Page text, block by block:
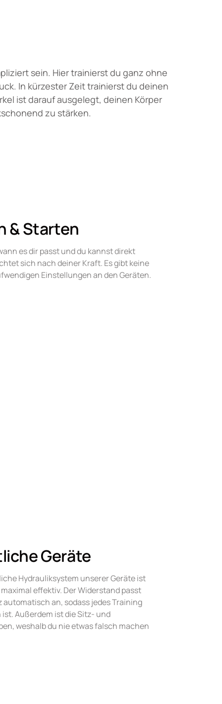
sein. Hier trainierst du ganz ohne
In kürzester Zeit trainierst du deinen
ist darauf ausgelegt, deinen Körper
zu stärken.
& Starten
es dir passt und du kannst direkt
sich nach deiner Kraft. Es gibt keine
Einstellungen an den Geräten.
Geräte
Hydrauliksystem unserer Geräte ist
effektiv. Der Widerstand passt
automatisch an, sodass jedes Training
Außerdem ist die Sitz- und
weshalb du nie etwas falsch machen